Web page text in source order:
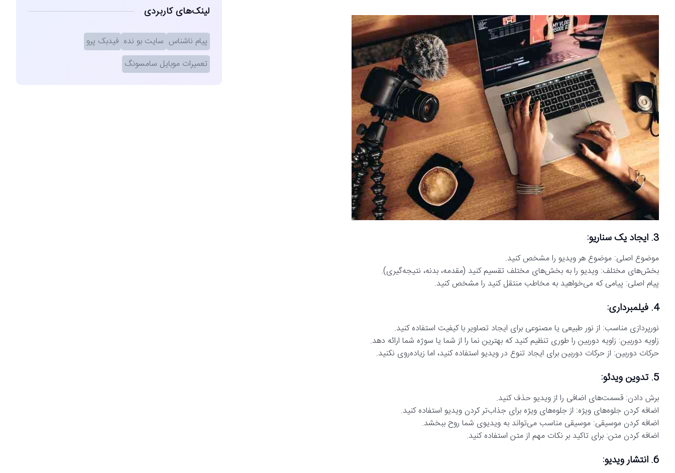
3. ایجاد یک سناریو:
موضوع اصلی: موضوع هر ویدیو را مشخص کنید.
بخش‌های مختلف: ویدیو را به بخش‌های مختلف تقسیم کنید (مقدمه، بدنه، نتیجه‌گیری).
پیام اصلی: پیامی که می‌خواهید به مخاطب منتقل کنید را مشخص کنید.
4. فیلمبرداری:
نورپردازی مناسب: از نور طبیعی یا مصنوعی برای ایجاد تصاویر با کیفیت استفاده کنید.
زاویه دوربین: زاویه دوربین را طوری تنظیم کنید که بهترین نما را از شما یا سوژه شما ارائه دهد.
حرکات دوربین: از حرکات دوربین برای ایجاد تنوع در ویدیو استفاده کنید، اما زیاده‌روی نکنید.
5. تدوین ویدئو:
برش دادن: قسمت‌های اضافی را از ویدیو حذف کنید.
اضافه کردن جلوه‌های ویژه: از جلوه‌های ویژه برای جذاب‌تر کردن ویدیو استفاده کنید.
اضافه کردن موسیقی: موسیقی مناسب می‌تواند به ویدیوی شما روح ببخشد.
اضافه کردن متن: برای تاکید بر نکات مهم از متن استفاده کنید.
6. انتشار ویدیو:
لینک‌های کاربردی
پیام ناشناس سایت بو نده فیدبک پرو
تعمیرات موبایل سامسونگ